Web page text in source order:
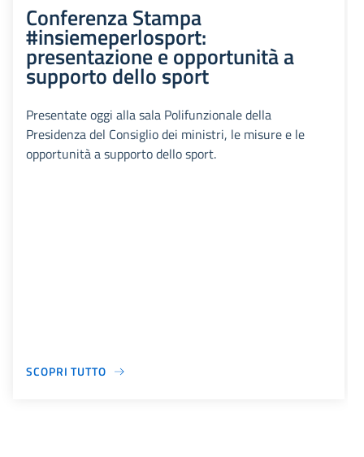
Conferenza Stampa
#insiemeperlosport:
presentazione e opportunità a
supporto dello sport
Presentate oggi alla sala Polifunzionale della
Presidenza del Consiglio dei ministri, le misure e le
opportunità a supporto dello sport.
SCOPRI TUTTO